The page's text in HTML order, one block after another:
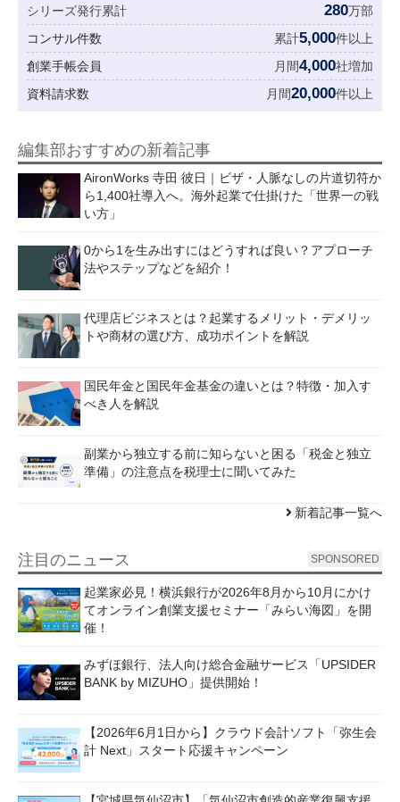
シリーズ発行累計 280万部
コンサル件数
累計5,000件以上
創業手帳会員
月間4,000社増加
資料請求数
月間20,000件以上
編集部おすすめの新着記事
AironWorks 寺田 彼日｜ビザ・人脈なしの片道切符か
ら1,400社導入へ。海外起業で仕掛けた「世界一の戦
い方」
0から1を生み出すにはどうすれば良い？アプローチ
法やステップなどを紹介！
代理店ビジネスとは？起業するメリット・デメリッ
トや商材の選び方、成功ポイントを解説
国民年金と国民年金基金の違いとは？特徴・加入す
べき人を解説
副業から独立する前に知らないと困る「税金と独立
準備」の注意点を税理士に聞いてみた
新着記事一覧へ
注目のニュース SPONSORED
起業家必見！横浜銀行が2026年8月から10月にかけ
てオンライン創業支援セミナー「みらい海図」を開
催！
みずほ銀行、法人向け総合金融サービス「UPSIDER
BANK by MIZUHO」提供開始！
【2026年6月1日から】クラウド会計ソフト「弥生会
計 Next」スタート応援キャンペーン